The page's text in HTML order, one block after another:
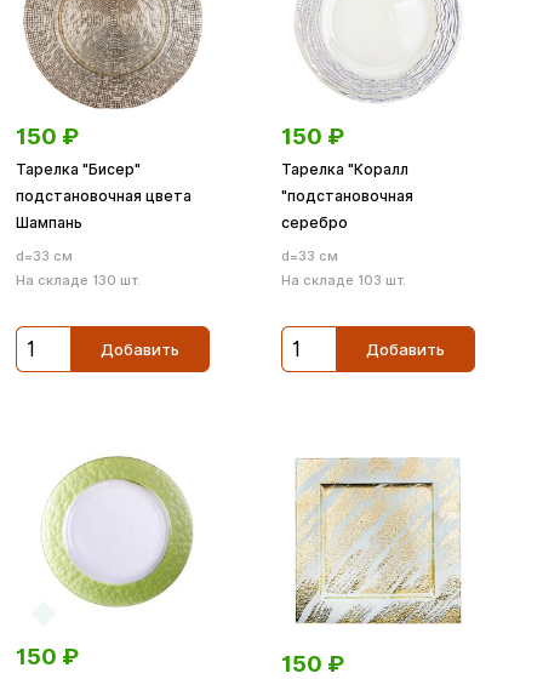
150 ₽
Тарелка "Бисер"
подстановочная цвета
Шампань
d=33 см
На складе 130 шт.
Добавить
150 ₽
Тарелка "Коралл
"подстановочная
серебро
d=33 см
На складе 103 шт.
Добавить
150 ₽ 150 ₽